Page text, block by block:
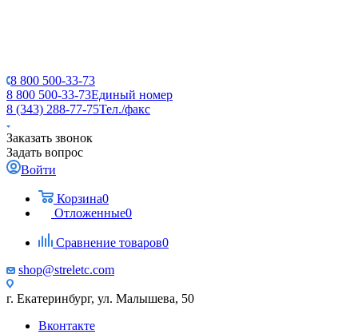
8 800 500-33-73
8 800 500-33-73Единый номер
8 (343) 288-77-75Тел./факс
Заказать звонок
Задать вопрос
Войти
Корзина0
Отложенные0
Сравнение товаров0
shop@streletc.com
г. Екатеринбург, ул. Малышева, 50
Вконтакте